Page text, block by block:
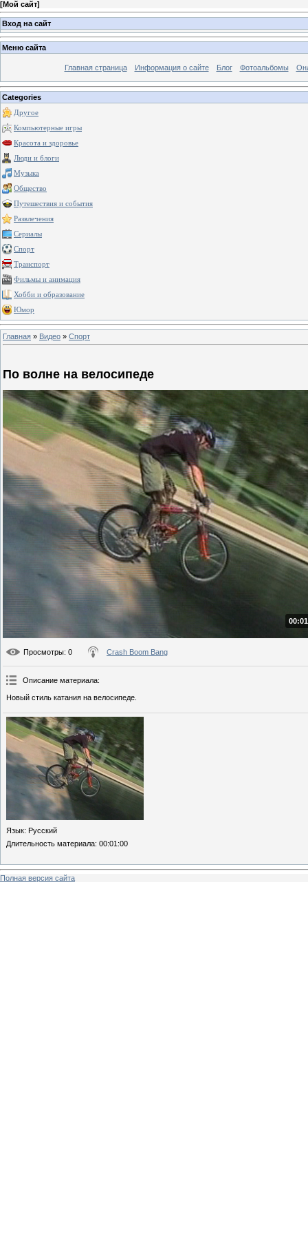
[Мой сайт]
Вход на сайт
Меню сайта
Главная страница Информация о сайте Блог Фотоальбомы
Categories
Другое
Компьютерные игры
Красота и здоровье
Люди и блоги
Музыка
Общество
Путешествия и события
Развлечения
Сериалы
Спорт
Транспорт
Фильмы и анимация
Хобби и образование
Юмор
Главная » Видео » Спорт
По волне на велосипеде
Просмотры: 0 Crash Boom Bang
Описание материала:
Новый стиль катания на велосипеде.
Язык: Русский
Длительность материала: 00:01:00
Полная версия сайта